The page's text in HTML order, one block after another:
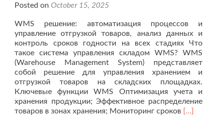
Posted on October 15, 2025
WMS решение: автоматизация процессов и
управление отгрузкой товаров, анализ данных и
контроль сроков годности на всех стадиях Что
такое система управления складом WMS? WMS
(Warehouse Management System) представляет
собой решение для управления хранением и
отгрузкой товаров на складских площадках.
Ключевые функции WMS Оптимизация учета и
хранения продукции; Эффективное распределение
товаров в зонах хранения; Мониторинг сроков Read
[…]